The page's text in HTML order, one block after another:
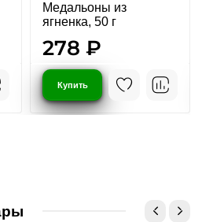
Медальоны из
ягненка, 50 г
278 ₽
Купить